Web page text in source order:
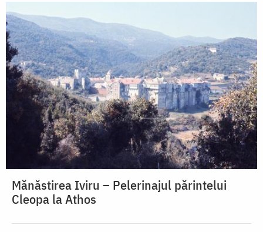
Mănăstirea Iviru – Pelerinajul părintelui
Cleopa la Athos